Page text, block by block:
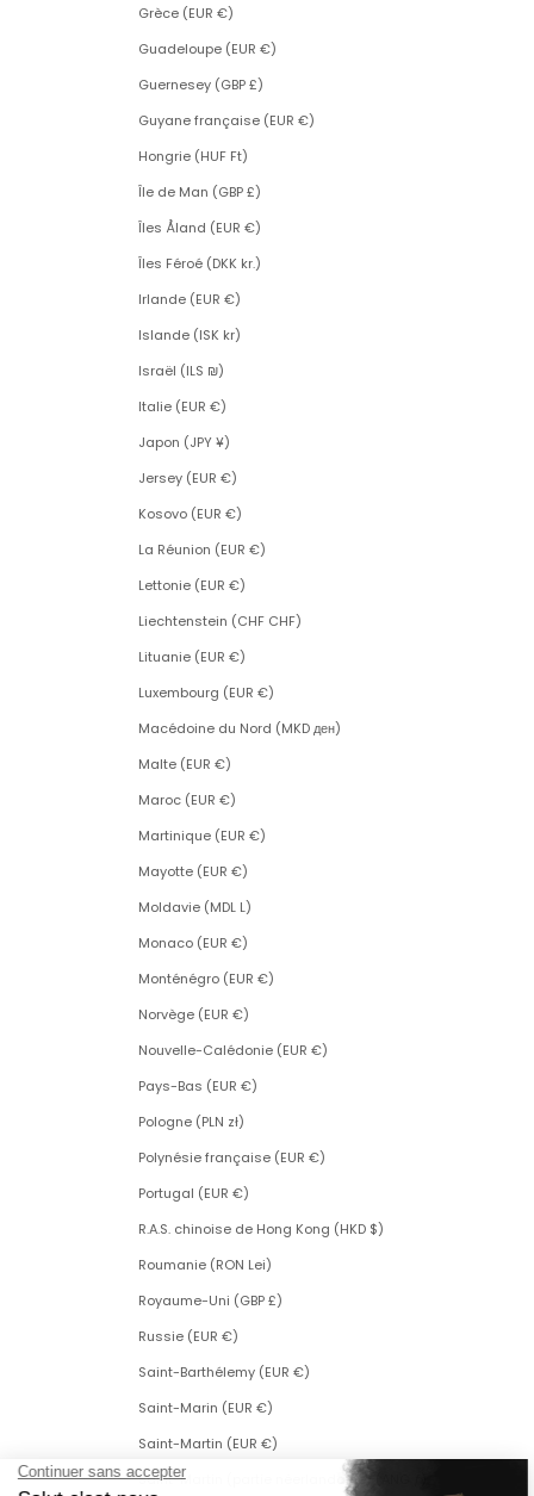
Grèce (EUR €)
Guadeloupe (EUR €)
Guernesey (GBP £)
Guyane française (EUR €)
Hongrie (HUF Ft)
Île de Man (GBP £)
Îles Åland (EUR €)
Îles Féroé (DKK kr.)
Irlande (EUR €)
Islande (ISK kr)
Israël (ILS ₪)
Italie (EUR €)
Japon (JPY ¥)
Jersey (EUR €)
Kosovo (EUR €)
La Réunion (EUR €)
Lettonie (EUR €)
Liechtenstein (CHF CHF)
Lituanie (EUR €)
Luxembourg (EUR €)
Macédoine du Nord (MKD ден)
Malte (EUR €)
Maroc (EUR €)
Martinique (EUR €)
Mayotte (EUR €)
Moldavie (MDL L)
Monaco (EUR €)
Monténégro (EUR €)
Norvège (EUR €)
Nouvelle-Calédonie (EUR €)
Pays-Bas (EUR €)
Pologne (PLN zł)
Polynésie française (EUR €)
Portugal (EUR €)
R.A.S. chinoise de Hong Kong (HKD $)
Roumanie (RON Lei)
Royaume-Uni (GBP £)
Russie (EUR €)
Saint-Barthélemy (EUR €)
Saint-Marin (EUR €)
Saint-Martin (EUR €)
Saint-Martin (partie néerlandaise) (ANG ƒ)